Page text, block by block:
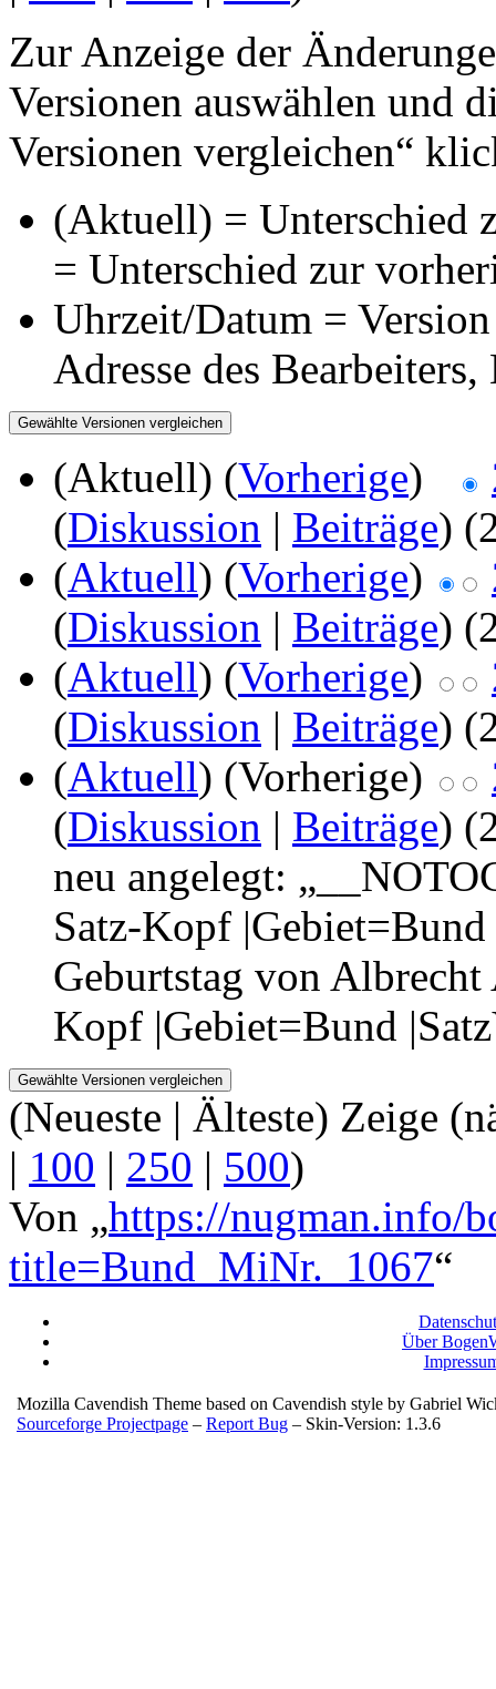
Zur Anzeige der
Versionen auswählen und
Versionen vergleichen“
(Aktuell) = Unterschied
= Unterschied zur
Uhrzeit/Datum =
Adresse des
(Aktuell) (Vorherige)
(Diskussion | Beiträge)
(Aktuell) (Vorherige)
(Diskussion | Beiträge)
(Aktuell) (Vorherige)
(Diskussion | Beiträge)
(Aktuell) (Vorherige)
(Diskussion | Beiträge)
neu angelegt:
Satz-Kopf
Geburtstag von
Kopf |Gebiet=Bund
(Neueste | Älteste) Zeige
| 100 | 250 | 500)
Von „https://nugman.info/
title=Bund_MiNr._1067“
Über
Mozilla Cavendish Theme based on Cavendish style by Gabriel
Sourceforge Projectpage – Report Bug – Skin-Version: 1.3.6